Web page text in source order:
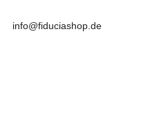
info@fiduciashop.de